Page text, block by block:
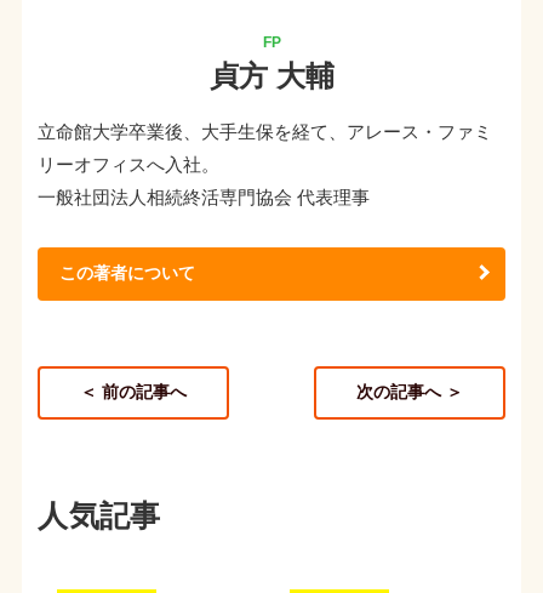
貞方 大輔
立命館大学卒業後、大手生保を経て、アレース・ファミ
リーオフィスへ入社。
一般社団法人相続終活専門協会 代表理事
この著者について
＜ 前の記事へ 次の記事へ ＞
人気記事